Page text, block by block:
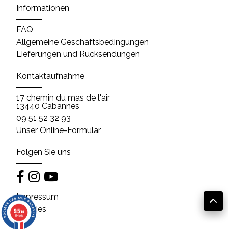
Informationen
FAQ
Allgemeine Geschäftsbedingungen
Lieferungen und Rücksendungen
Kontaktaufnahme
17 chemin du mas de l'air
13440 Cabannes
09 51 52 32 93
Unser Online-Formular
Folgen Sie uns
Impressum
Cookies
9.5/10
134 avis